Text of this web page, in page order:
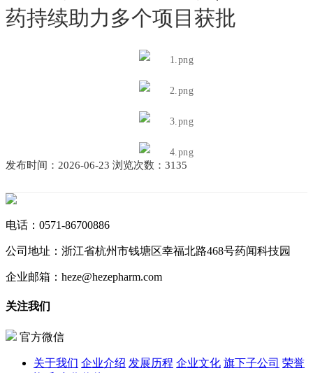
药持续助力多个项目获批
发布时间：2026-06-23 浏览次数：3135
电话： 0571-86700886
公司地址： 浙江省杭州市钱塘区幸福北路468号药闻科技园
企业邮箱： heze@hezepharm.com
关注我们
官方微信
关于我们 企业介绍 发展历程 企业文化 旗下子公司 荣誉